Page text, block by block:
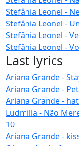
Stefânia Leonel -
Stefânia Leonel -
Stefânia Leonel -
Stefânia Leonel -
Last lyrics
Ariana Grande -
Ariana Grande -
Ariana Grande -
Ludmilla - Não
10
Ariana Grande -